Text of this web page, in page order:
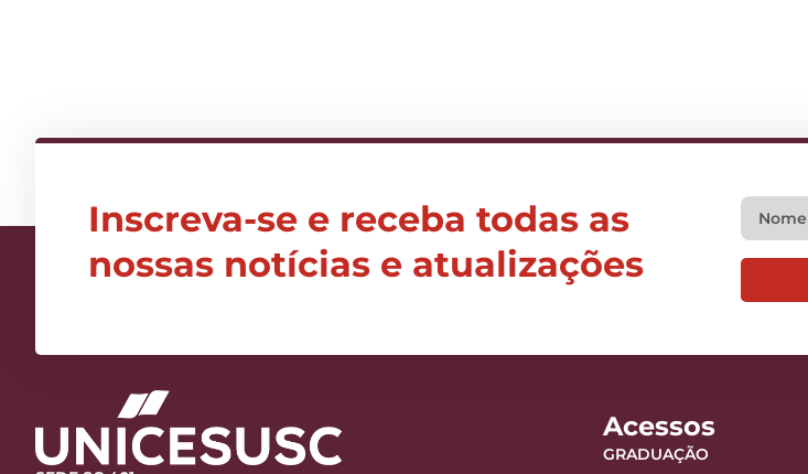
Inscreva-se e receba todas as
nossas notícias e atualizações
Acessos
GRADUAÇÃO